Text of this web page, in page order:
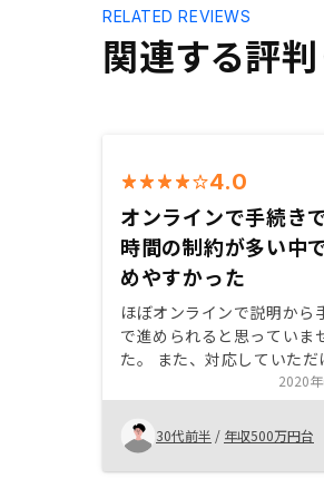
関連する評判
RELATED REVIEWS
4.0
オンラインで手続きで
時間の制約が多い中
めやすかった
ほぼオンラインで説明から
で進められると思っていま
た。 また、対応していただ
間も合わせていただき、
約が多い中でもはじめやす
す。 正直なところ初めは話だけ聞
くつもりでしたが、 担当の
ろいろな話をしながら、 不
2020
30代前半 / 年収500万円台